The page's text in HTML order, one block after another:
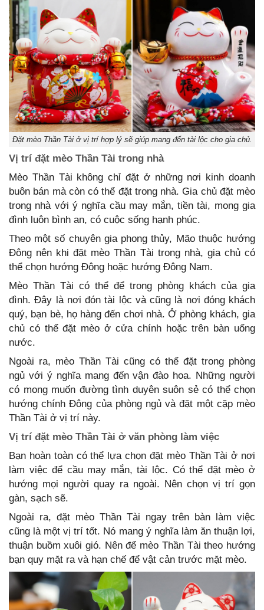
Đặt mèo Thần Tài ở vị trí hợp lý sẽ giúp mang đến tài lộc cho gia chủ.
Vị trí đặt mèo Thần Tài trong nhà
Mèo Thần Tài không chỉ đặt ở những nơi kinh doanh
buôn bán mà còn có thể đặt trong nhà. Gia chủ đặt mèo
trong nhà với ý nghĩa cầu may mắn, tiền tài, mong gia
đình luôn bình an, có cuộc sống hạnh phúc.
Theo một số chuyên gia phong thủy, Mão thuộc hướng
Đông nên khi đặt mèo Thần Tài trong nhà, gia chủ có
thể chọn hướng Đông hoặc hướng Đông Nam.
Mèo Thần Tài có thể để trong phòng khách của gia
đình. Đây là nơi đón tài lộc và cũng là nơi đóng khách
quý, bạn bè, họ hàng đến chơi nhà. Ở phòng khách, gia
chủ có thể đặt mèo ở cửa chính hoặc trên bàn uống
nước.
Ngoài ra, mèo Thần Tài cũng có thể đặt trong phòng
ngủ với ý nghĩa mang đến vận đào hoa. Những người
có mong muốn đường tình duyên suôn sẻ có thể chọn
hướng chính Đông của phòng ngủ và đặt một cặp mèo
Thần Tài ở vị trí này.
Vị trí đặt mèo Thần Tài ở văn phòng làm việc
Bạn hoàn toàn có thể lựa chọn đặt mèo Thần Tài ở nơi
làm việc để cầu may mắn, tài lộc. Có thể đặt mèo ở
hướng mọi người quay ra ngoài. Nên chọn vị trí gọn
gàn, sạch sẽ.
Ngoài ra, đặt mèo Thần Tài ngay trên bàn làm việc
cũng là một vị trí tốt. Nó mang ý nghĩa làm ăn thuận lợi,
thuận buồm xuôi gió. Nên để mèo Thần Tài theo hướng
bạn quy mặt ra và hạn chế để vật cản trước mặt mèo.